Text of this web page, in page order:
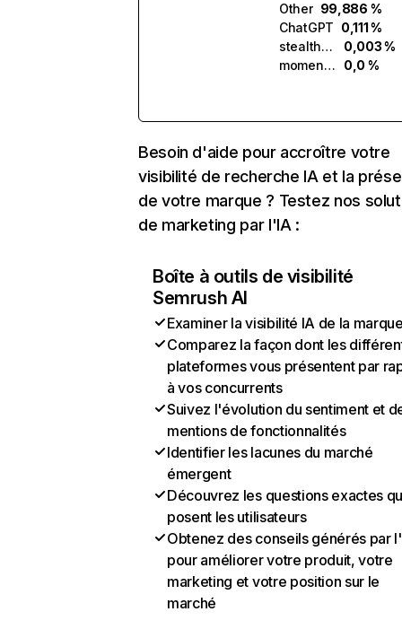
Other 99,886 %
ChatGPT 0,111 %
stealthwriter.ai
0,003 %
momentumtech.ai
0,0 %
Besoin d'aide pour accroître votre
visibilité de recherche IA et la
de votre marque ? Testez nos
de marketing par l'IA :
Boîte à outils de visibilité
Semrush AI
Examiner la visibilité IA de la
Comparez la façon dont les
plateformes vous présentent par
à vos concurrents
Suivez l'évolution du sentiment et
mentions de fonctionnalités
Identifier les lacunes du marché
émergent
Découvrez les questions exactes
posent les utilisateurs
Obtenez des conseils générés par
pour améliorer votre produit, votre
marketing et votre position sur le
marché